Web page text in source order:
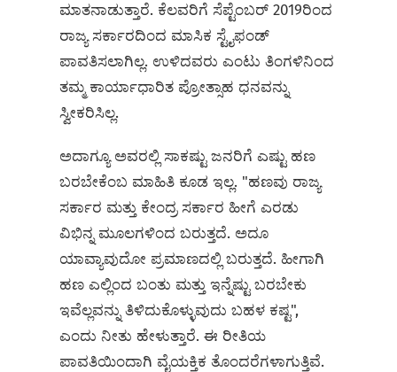
ಮಾತನಾಡುತ್ತಾರೆ. ಕೆಲವರಿಗೆ ಸೆಪ್ಟೆಂಬರ್ 2019ರಿಂದ
ರಾಜ್ಯ ಸರ್ಕಾರದಿಂದ ಮಾಸಿಕ ಸ್ಟೈಫಂಡ್
ಪಾವತಿಸಲಾಗಿಲ್ಲ. ಉಳಿದವರು ಎಂಟು ತಿಂಗಳಿನಿಂದ
ತಮ್ಮ ಕಾರ್ಯಾಧಾರಿತ ಪ್ರೋತ್ಸಾಹ ಧನವನ್ನು
ಸ್ವೀಕರಿಸಿಲ್ಲ.
ಅದಾಗ್ಯೂ ಅವರಲ್ಲಿ ಸಾಕಷ್ಟು ಜನರಿಗೆ ಎಷ್ಟು ಹಣ
ಬರಬೇಕೆಂಬ ಮಾಹಿತಿ ಕೂಡ ಇಲ್ಲ. "ಹಣವು ರಾಜ್ಯ
ಸರ್ಕಾರ ಮತ್ತು ಕೇಂದ್ರ ಸರ್ಕಾರ ಹೀಗೆ ಎರಡು
ವಿಭಿನ್ನ ಮೂಲಗಳಿಂದ ಬರುತ್ತದೆ. ಅದೂ
ಯಾವ್ಯಾವುದೋ ಪ್ರಮಾಣದಲ್ಲಿ ಬರುತ್ತದೆ. ಹೀಗಾಗಿ
ಹಣ ಎಲ್ಲಿಂದ ಬಂತು ಮತ್ತು ಇನ್ನೆಷ್ಟು ಬರಬೇಕು
ಇವೆಲ್ಲವನ್ನು ತಿಳಿದುಕೊಳ್ಳುವುದು ಬಹಳ ಕಷ್ಟ",
ಎಂದು ನೀತು ಹೇಳುತ್ತಾರೆ. ಈ ರೀತಿಯ
ಪಾವತಿಯಿಂದಾಗಿ ವೈಯಕ್ತಿಕ ತೊಂದರೆಗಳಾಗುತ್ತಿವೆ.